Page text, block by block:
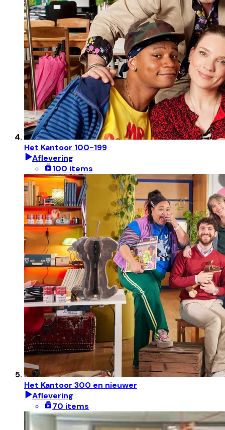
Het Kantoor 100-199
Aflevering
100 items
Het Kantoor 300 en nieuwer
Aflevering
70 items